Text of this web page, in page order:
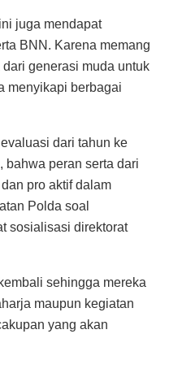
juga mendapat
BNN. Karena memang
generasi muda untuk
menyikapi berbagai
dari tahun ke
bahwa peran serta dari
pro aktif dalam
Polda soal
sosialisasi direktorat
sehingga mereka
maupun kegiatan
yang akan